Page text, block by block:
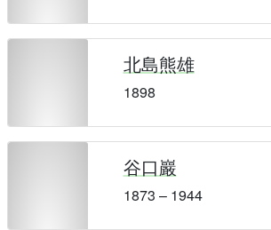
北島熊雄
1898
谷口巖
1873 – 1944